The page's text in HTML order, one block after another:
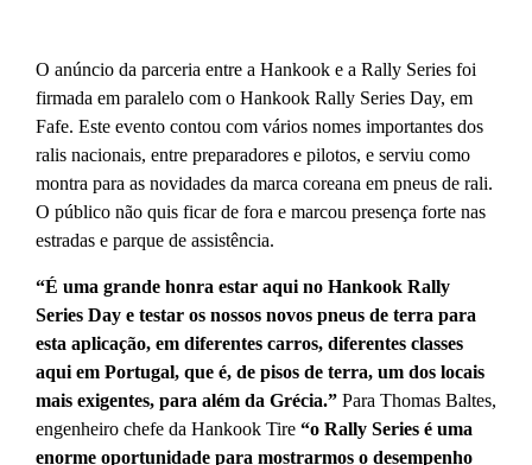
O anúncio da parceria entre a Hankook e a Rally Series foi
firmada em paralelo com o Hankook Rally Series Day, em
Fafe. Este evento contou com vários nomes importantes dos
ralis nacionais, entre preparadores e pilotos, e serviu como
montra para as novidades da marca coreana em pneus de rali.
O público não quis ficar de fora e marcou presença forte nas
estradas e parque de assistência.
“É uma grande honra estar aqui no Hankook Rally
Series Day e testar os nossos novos pneus de terra para
esta aplicação, em diferentes carros, diferentes classes
aqui em Portugal, que é, de pisos de terra, um dos locais
mais exigentes, para além da Grécia.” Para Thomas Baltes,
engenheiro chefe da Hankook Tire “o Rally Series é uma
enorme oportunidade para mostrarmos o desempenho